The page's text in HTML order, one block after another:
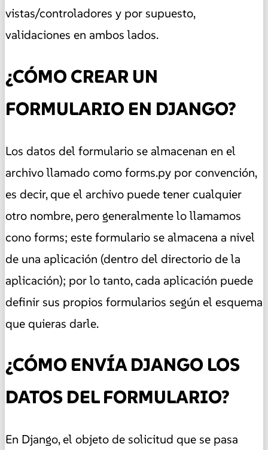
vistas/controladores y por supuesto,
validaciones en ambos lados.
¿CÓMO CREAR UN
FORMULARIO EN DJANGO?
Los datos del formulario se almacenan en el
archivo llamado como forms.py por convención,
es decir, que el archivo puede tener cualquier
otro nombre, pero generalmente lo llamamos
cono forms; este formulario se almacena a nivel
de una aplicación (dentro del directorio de la
aplicación); por lo tanto, cada aplicación puede
definir sus propios formularios según el esquema
que quieras darle.
¿CÓMO ENVÍA DJANGO LOS
DATOS DEL FORMULARIO?
En Django, el objeto de solicitud que se pasa